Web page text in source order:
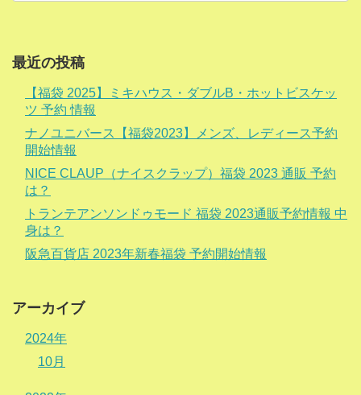
最近の投稿
【福袋 2025】ミキハウス・ダブルB・ホットビスケッ
ツ 予約 情報
ナノユニバース【福袋2023】メンズ、レディース予約
開始情報
NICE CLAUP（ナイスクラップ）福袋 2023 通販 予約
は？
トランテアンソンドゥモード 福袋 2023通販予約情報 中
身は？
阪急百貨店 2023年新春福袋 予約開始情報
アーカイブ
2024年
10月